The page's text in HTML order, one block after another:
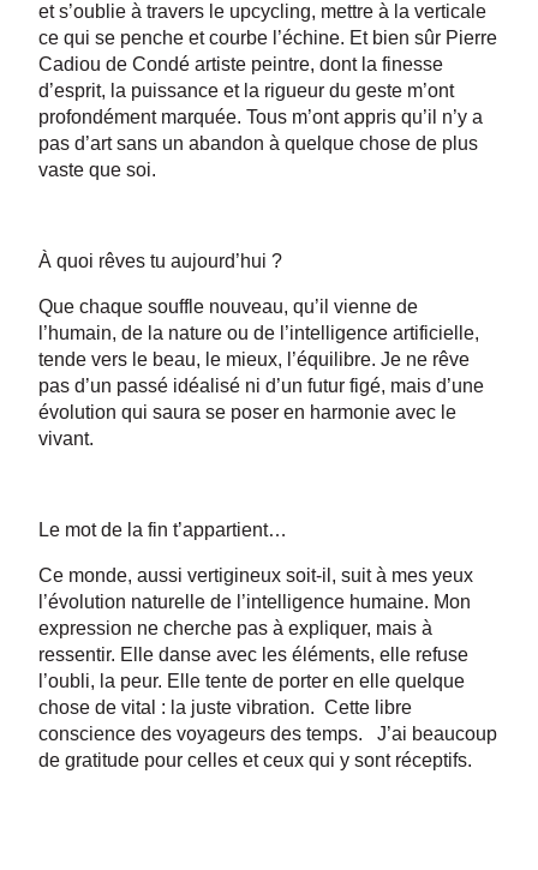
et s’oublie à travers le upcycling, mettre à la verticale
ce qui se penche et courbe l’échine. Et bien sûr Pierre
Cadiou de Condé artiste peintre, dont la finesse
d’esprit, la puissance et la rigueur du geste m’ont
profondément marquée. Tous m’ont appris qu’il n’y a
pas d’art sans un abandon à quelque chose de plus
vaste que soi.
À quoi rêves tu aujourd’hui ?
Que chaque souffle nouveau, qu’il vienne de
l’humain, de la nature ou de l’intelligence artificielle,
tende vers le beau, le mieux, l’équilibre. Je ne rêve
pas d’un passé idéalisé ni d’un futur figé, mais d’une
évolution qui saura se poser en harmonie avec le
vivant.
Le mot de la fin t’appartient…
Ce monde, aussi vertigineux soit-il, suit à mes yeux
l’évolution naturelle de l’intelligence humaine. Mon
expression ne cherche pas à expliquer, mais à
ressentir. Elle danse avec les éléments, elle refuse
l’oubli, la peur. Elle tente de porter en elle quelque
chose de vital : la juste vibration. Cette libre
conscience des voyageurs des temps. J’ai beaucoup
de gratitude pour celles et ceux qui y sont réceptifs.